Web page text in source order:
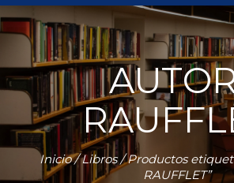
Inicio/Libros/ Productos
RAUFFLET”